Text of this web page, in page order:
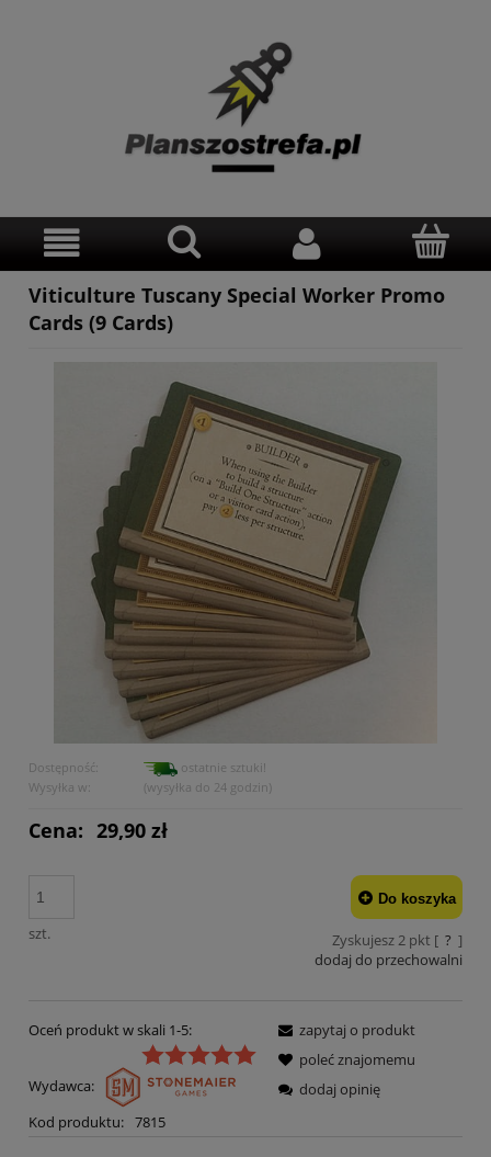
Viticulture Tuscany Special Worker Promo
Cards (9 Cards)
Dostępność:
ostatnie sztuki!
Wysyłka w:
(wysyłka do 24 godzin)
Cena: 29,90 zł
szt.
Do koszyka
Zyskujesz2pkt [ ? ]
dodaj do przechowalni
Oceń produkt w skali 1-5:
Wydawca:
Kod produktu: 7815
zapytaj o produkt
poleć znajomemu
dodaj opinię